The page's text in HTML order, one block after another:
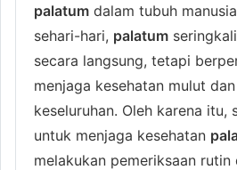
palatum dalam tubuh
sehari-hari, palatum
secara langsung, tetapi
menjaga kesehatan mulut
keseluruhan. Oleh karena itu,
untuk menjaga kesehatan
melakukan pemeriksaan rutin